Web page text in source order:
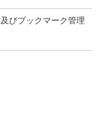
びブックマーク管理